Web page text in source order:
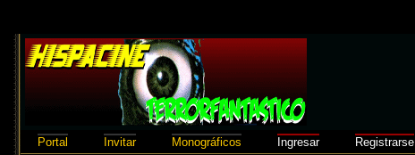
Portal Invitar Monográficos Ingresar Registrarse